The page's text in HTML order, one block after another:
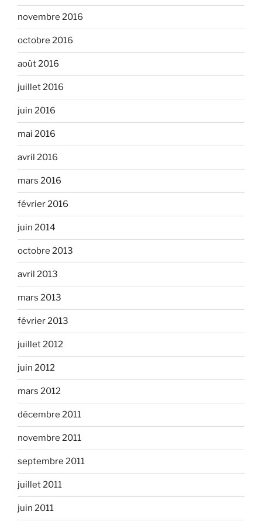
novembre 2016
octobre 2016
août 2016
juillet 2016
juin 2016
mai 2016
avril 2016
mars 2016
février 2016
juin 2014
octobre 2013
avril 2013
mars 2013
février 2013
juillet 2012
juin 2012
mars 2012
décembre 2011
novembre 2011
septembre 2011
juillet 2011
juin 2011